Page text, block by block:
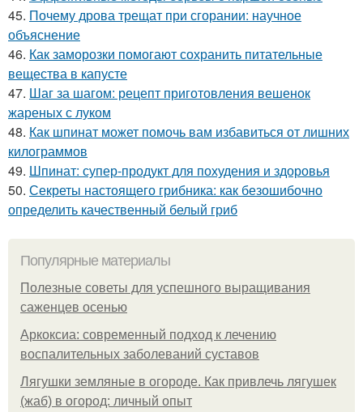
45. Почему дрова трещат при сгорании: научное
объяснение
46. Как заморозки помогают сохранить питательные
вещества в капусте
47. Шаг за шагом: рецепт приготовления вешенок
жареных с луком
48. Как шпинат может помочь вам избавиться от лишних
килограммов
49. Шпинат: супер-продукт для похудения и здоровья
50. Секреты настоящего грибника: как безошибочно
определить качественный белый гриб
Популярные материалы
Полезные советы для успешного выращивания
саженцев осенью
Аркоксиа: современный подход к лечению
воспалительных заболеваний суставов
Лягушки земляные в огороде. Как привлечь лягушек
(жаб) в огород: личный опыт